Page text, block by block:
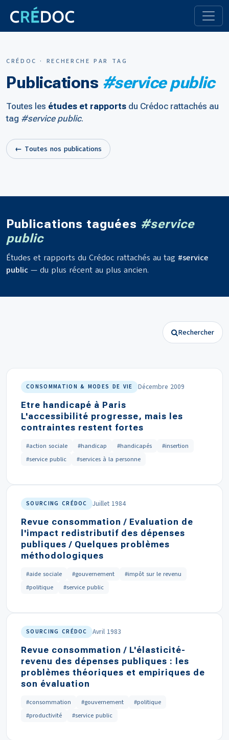
CRÉDOC · RECHERCHE PAR TAG
Publications #service public
Toutes les études et rapports du Crédoc rattachés au
tag #service public.
← Toutes nos publications
Publications taguées #service
public
Études et rapports du Crédoc rattachés au tag #service
public — du plus récent au plus ancien.
Rechercher
CONSOMMATION & MODES DE VIE Décembre 2009
Etre handicapé à Paris
L'accessibilité progresse, mais les
contraintes restent fortes
#action sociale #handicap #handicapés
#insertion
#service public
#services à la personne
SOURCING CRÉDOC Juillet 1984
Revue consommation / Evaluation de
l'impact redistributif des dépenses
publiques / Quelques problèmes
méthodologiques
#aide sociale #gouvernement
#impôt sur le revenu
#politique
#service public
SOURCING CRÉDOC Avril 1983
Revue consommation / L'élasticité-
revenu des dépenses publiques : les
problèmes théoriques et empiriques de
son évaluation
#consommation #gouvernement
#politique
#productivité
#service public